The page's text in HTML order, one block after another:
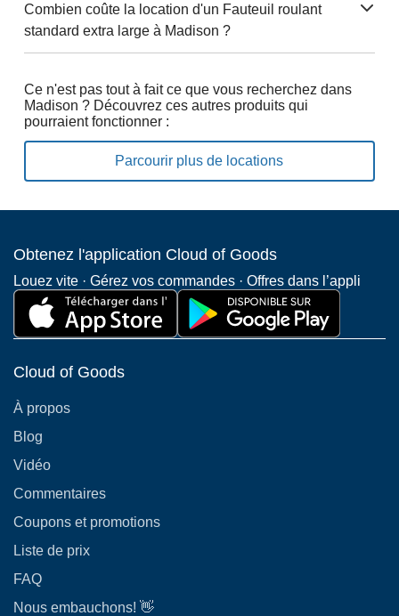
Combien coûte la location d'un Fauteuil roulant
standard extra large à Madison ?
Ce n'est pas tout à fait ce que vous recherchez dans
Madison ? Découvrez ces autres produits qui
pourraient fonctionner :
Parcourir plus de locations
Obtenez l'application Cloud of Goods
Louez vite · Gérez vos commandes · Offres dans l’appli
Cloud of Goods
À propos
Blog
Vidéo
Commentaires
Coupons et promotions
Liste de prix
FAQ
Nous embauchons! 👋